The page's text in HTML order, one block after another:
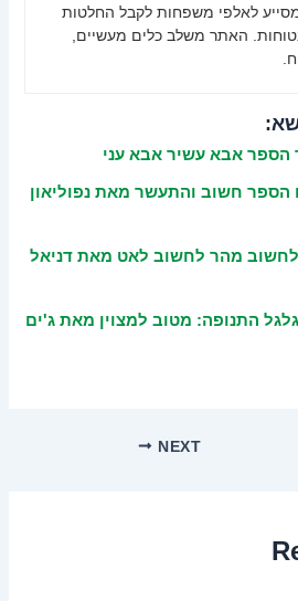
לאלפי משפחות לקבל החלטות
האתר משלב כלים מעשיים,
הספר אבא עשיר אבא עני
הספר חשוב והתעשר מאת נפוליאון
מהר לחשוב לאט מאת דניאל
התנופה: מטוב למצוין מאת ג'ים
NEXT